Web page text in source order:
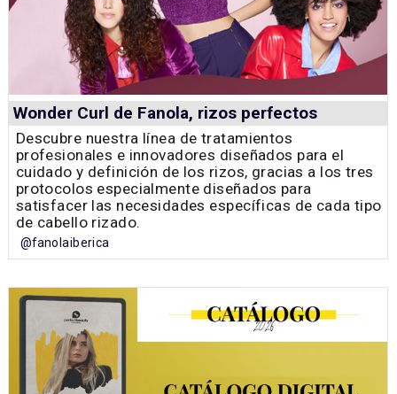
Wonder Curl de Fanola, rizos perfectos
Descubre nuestra línea de tratamientos
profesionales e innovadores diseñados para el
cuidado y definición de los rizos, gracias a los tres
protocolos especialmente diseñados para
satisfacer las necesidades específicas de cada tipo
de cabello rizado.
@fanolaiberica